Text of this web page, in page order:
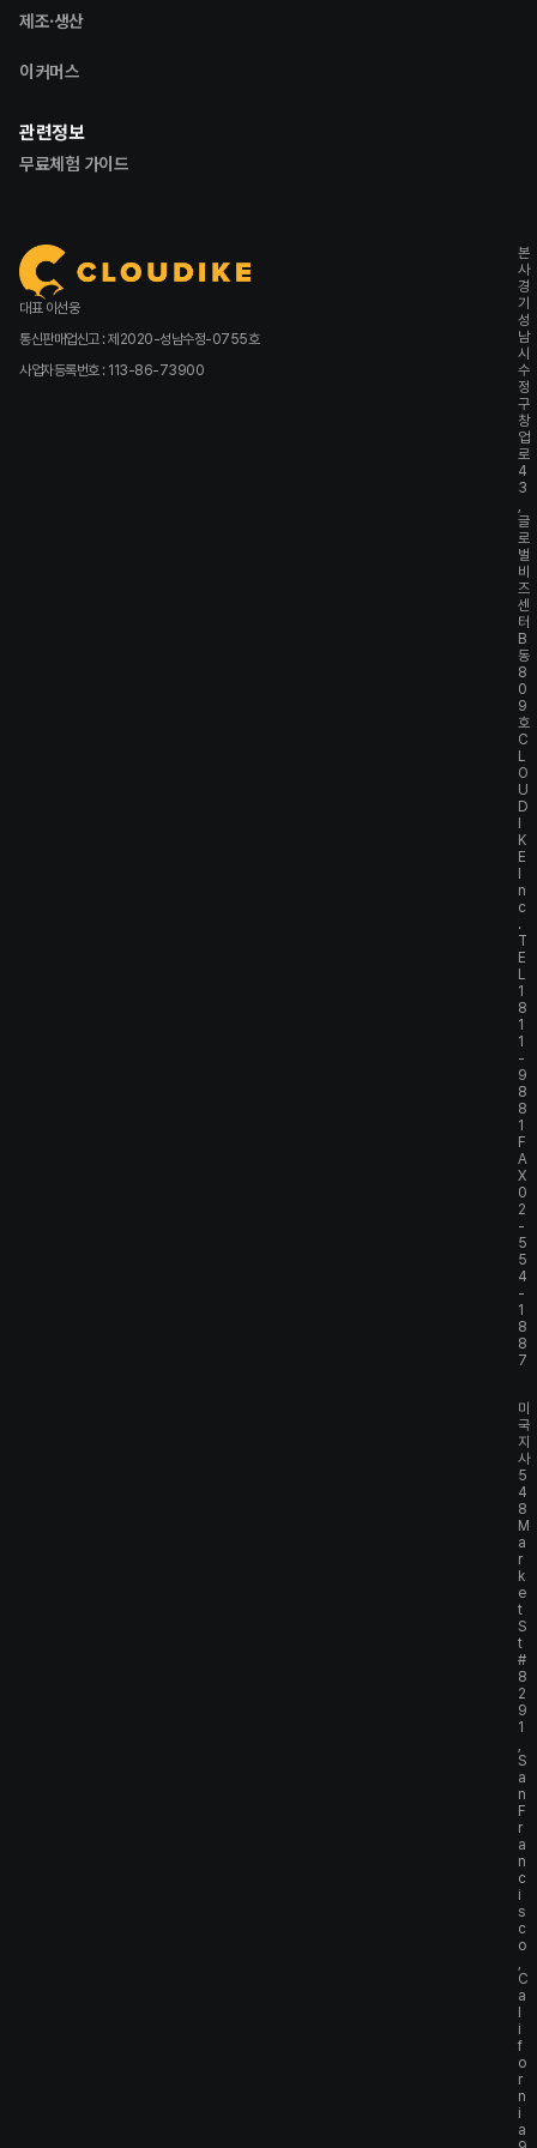
제조·생산
이커머스
관련정보
무료체험 가이드
대표 이선웅
통신판매업신고 : 제2020-성남수정-0755호
사업자등록번호 : 113-86-73900
본
사
경
기
성
남
시
수
정
구
창
업
로
4
3
글
로
벌
비
즈
센
터
B
동
8
0
9
호
C
L
O
U
D
K
E
n
c
.
T
E
L
1
8
1
1
-
9
8
8
1
F
A
X
0
2
-
5
5
4
-
1
8
8
7
미
국
지
사
5
4
8
M
a
r
k
e
t
S
t
#
8
2
9
1
S
a
n
F
r
a
n
c
i
s
c
o
C
a
i
f
o
r
n
i
a